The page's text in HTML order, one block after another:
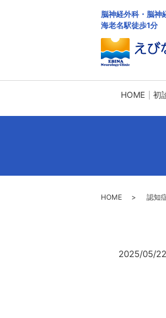
脳神経外科・脳神
海老名駅徒歩1分
HOME 初
HOME 認知
2025/05/22